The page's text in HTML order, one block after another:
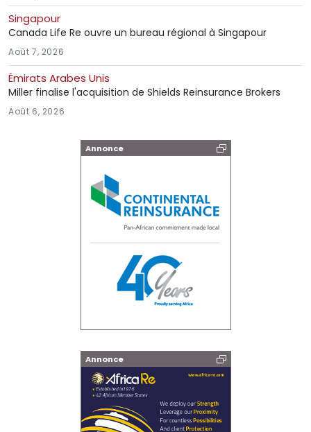
Singapour
Canada Life Re ouvre un bureau régional à Singapour
Août 7, 2026
Émirats Arabes Unis
Miller finalise l'acquisition de Shields Reinsurance Brokers
Août 6, 2026
Annonce
Annonce